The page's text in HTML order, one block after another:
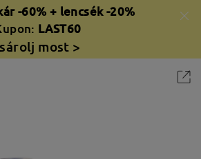
-60% + lencsék -20%
LAST60
most >